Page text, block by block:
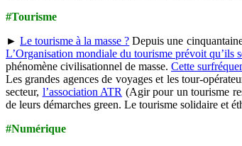
#Tourisme
►Le tourisme à la masse ? Depuis une
L’Organisation mondiale du tourisme prévoit qu’ils
phénomène civilisationnel de masse. Cette
Les grandes agences de voyages et les tour-
secteur, l’association ATR (Agir pour un tourisme
de leurs démarches green. Le tourisme solidaire et
#Numérique